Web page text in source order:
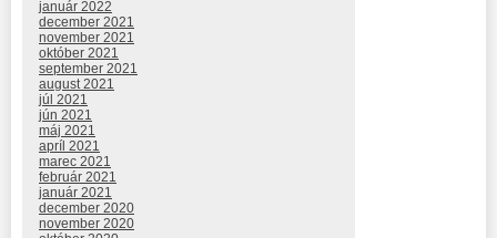
január 2022
december 2021
november 2021
október 2021
september 2021
august 2021
júl 2021
jún 2021
máj 2021
apríl 2021
marec 2021
február 2021
január 2021
december 2020
november 2020